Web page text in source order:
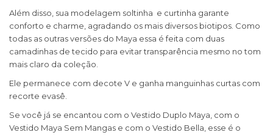
Além disso, sua modelagem soltinha e curtinha garante
conforto e charme, agradando os mais diversos biotipos. Como
todas as outras versões do Maya essa é feita com duas
camadinhas de tecido para evitar transparência mesmo no tom
mais claro da coleção.
Ele permanece com decote V e ganha manguinhas curtas com
recorte evasê.
Se você já se encantou com o Vestido Duplo Maya, com o
Vestido Maya Sem Mangas e com o Vestido Bella, esse é o